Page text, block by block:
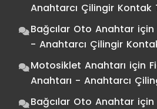
Anahtarcı Çilingir Kontak
Bağcılar Oto Anahtar için
- Anahtarcı Çilingir
Motosiklet Anahtarı için
Anahtarı - Anahtarcı
Bağcılar Oto Anahtar için